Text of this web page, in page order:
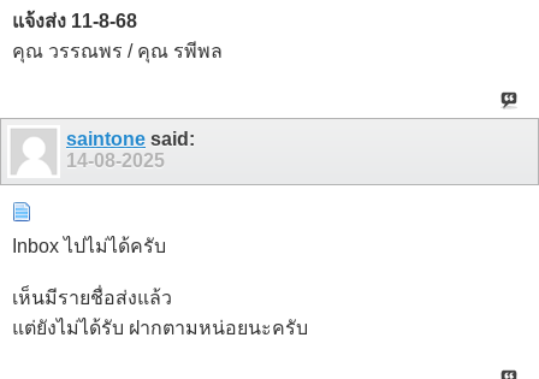
แจ้งส่ง 11-8-68
คุณ วรรณพร / คุณ รพีพล
saintone said:
14-08-2025
Inbox ไปไม่ได้ครับ
เห็นมีรายชื่อส่งแล้ว
แต่ยังไม่ได้รับ ฝากตามหน่อยนะครับ